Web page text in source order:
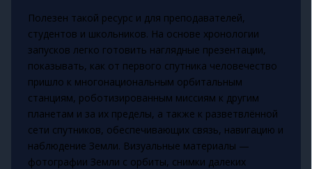
Полезен такой ресурс и для преподавателей,
студентов и школьников. На основе хронологии
запусков легко готовить наглядные презентации,
показывать, как от первого спутника человечество
пришло к многонациональным орбитальным
станциям, роботизированным миссиям к другим
планетам и за их пределы, а также к разветвлённой
сети спутников, обеспечивающих связь, навигацию и
наблюдение Земли. Визуальные материалы —
фотографии Земли с орбиты, снимки далеких